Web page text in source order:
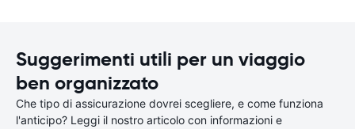
Suggerimenti utili per un viaggio
ben organizzato
Che tipo di assicurazione dovrei scegliere, e come funziona
l'anticipo? Leggi il nostro articolo con informazioni e